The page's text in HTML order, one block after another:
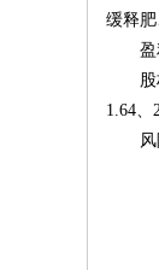
缓释
盈利
股权
1.64、
风险